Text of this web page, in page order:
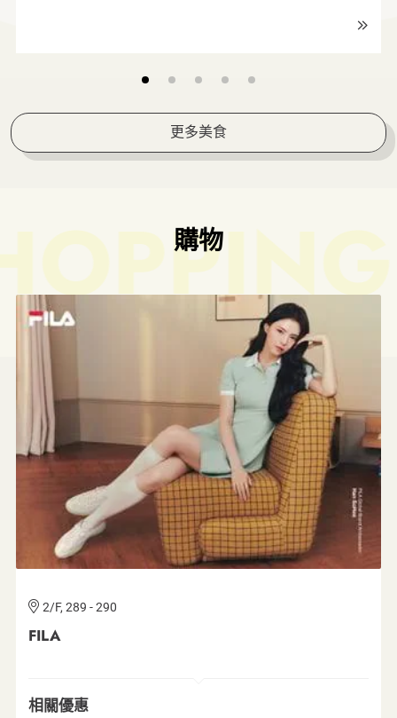
更多美食
購物
G/F, 074 & 1/F, 144
誠品生活太古店
2/F, 289 - 290
FILA
4/F, 401
GU Hong Kong
G/F, 066
Decathlon
2/F, 245 & 3/F, 301
無印良品
G/F, 074 & 1/F, 144
誠品生活太古店
2/F, 289 - 290
FILA
相關優惠
相關優惠